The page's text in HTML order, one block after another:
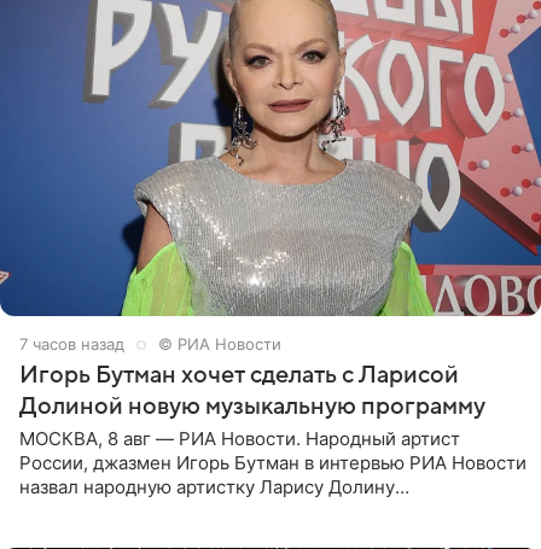
7 часов назад © РИА Новости
Игорь Бутман хочет сделать с Ларисой
Долиной новую музыкальную программу
МОСКВА, 8 авг — РИА Новости. Народный артист
России, джазмен Игорь Бутман в интервью РИА Новости
назвал народную артистку Ларису Долину